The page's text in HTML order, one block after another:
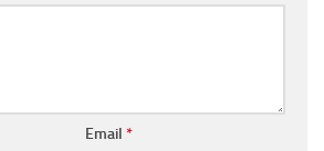
Email *